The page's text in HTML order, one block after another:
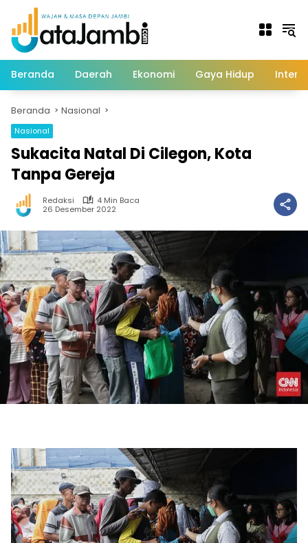
Langsung
konten
Beranda Daerah Ekonomi Gaya Hidup
Beranda Nasional
Nasional
Sukacita Natal Di Cilegon, Kota
Tanpa Gereja
Redaksi
4 Min Baca
26 Desember 2022